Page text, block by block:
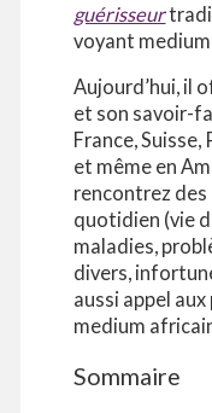
guérisseur
voyant medium
Aujourd’hui, il
et son savoir-
France, Suisse,
et même en
rencontrez
quotidien (vie
maladies,
divers,
aussi appel
medium
Sommaire